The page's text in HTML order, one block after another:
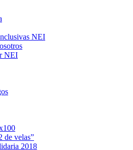
NEI
NEI
de velas”
2018